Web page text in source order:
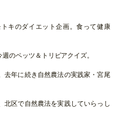
キのダイエット企画。食って健康
のペッツ＆トリビアクイズ。
去年に続き自然農法の実践家・宮尾
区で自然農法を実践していらっし